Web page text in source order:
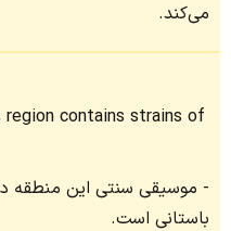
می‌کند.
contains strains of
موسیقی سنتی این منطقه
باستانی است.